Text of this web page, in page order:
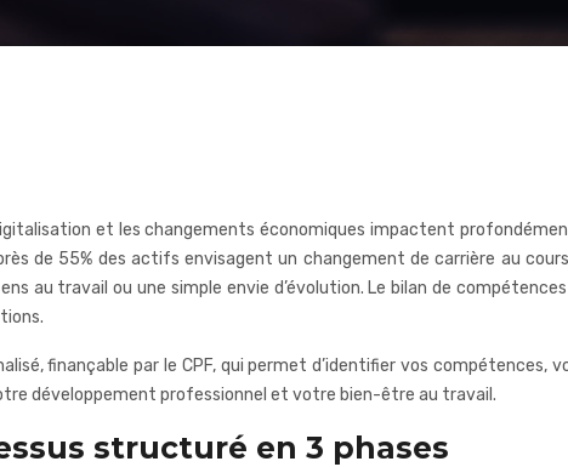
et les changements économiques impactent
de 55% des actifs envisagent un changement de carrière au
au travail ou une simple envie d’évolution. Le bilan de
finançable par le CPF, qui permet d’identifier vos
développement professionnel et votre bien-être au travail.
structuré en 3 phases